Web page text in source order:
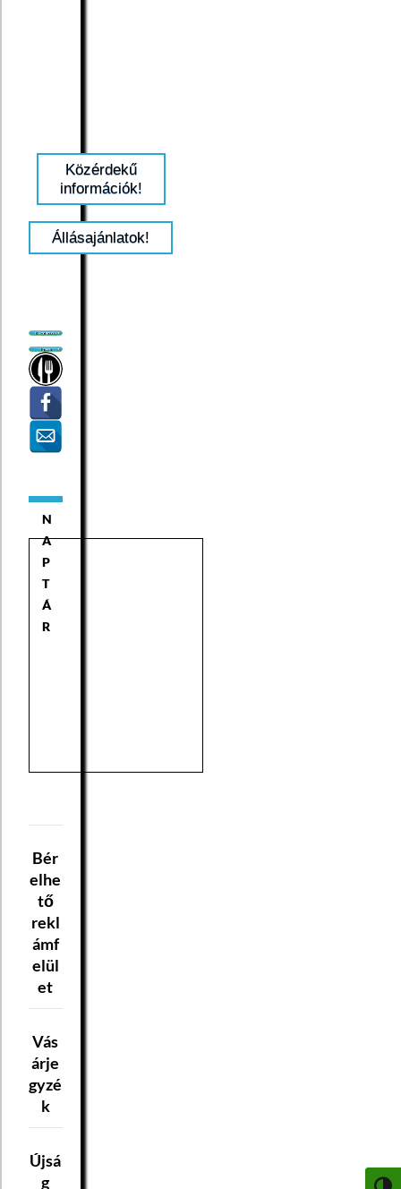
Közérdekű
információk!
Állásajánlatok!
N
A
P
T
Á
R
Bér
elhe
tő
rekl
ámf
elül
et
Vás
árje
gyzé
k
Újsá
g